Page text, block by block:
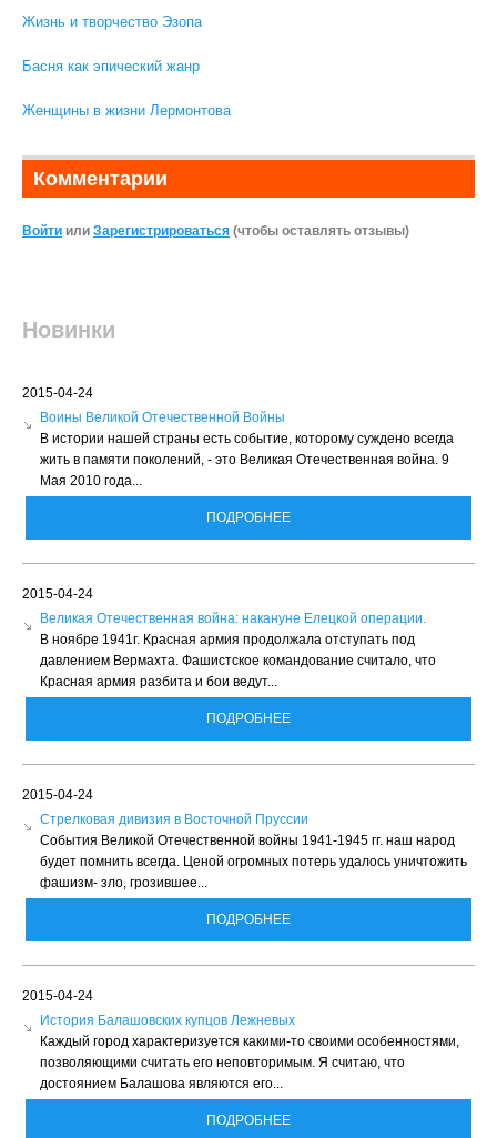
Жизнь и творчество Эзопа
Басня как эпический жанр
Женщины в жизни Лермонтова
Комментарии
Войти или Зарегистрироваться (чтобы оставлять отзывы)
Новинки
2015-04-24
Воины Великой Отечественной Войны
В истории нашей страны есть событие, которому суждено всегда
жить в памяти поколений, - это Великая Отечественная война. 9
Мая 2010 года...
ПОДРОБНЕЕ
2015-04-24
Великая Отечественная война: накануне Елецкой операции.
В ноябре 1941г. Красная армия продолжала отступать под
давлением Вермахта. Фашистское командование считало, что
Красная армия разбита и бои ведут...
ПОДРОБНЕЕ
2015-04-24
Стрелковая дивизия в Восточной Пруссии
События Великой Отечественной войны 1941-1945 гг. наш народ
будет помнить всегда. Ценой огромных потерь удалось уничтожить
фашизм- зло, грозившее...
ПОДРОБНЕЕ
2015-04-24
История Балашовских купцов Лежневых
Каждый город характеризуется какими-то своими особенностями,
позволяющими считать его неповторимым. Я считаю, что
достоянием Балашова являются его...
ПОДРОБНЕЕ